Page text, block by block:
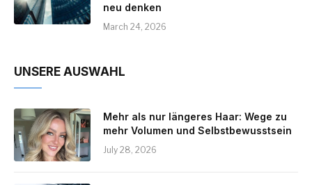
neu denken
March 24, 2026
UNSERE AUSWAHL
Mehr als nur längeres Haar: Wege zu
mehr Volumen und Selbstbewusstsein
July 28, 2026